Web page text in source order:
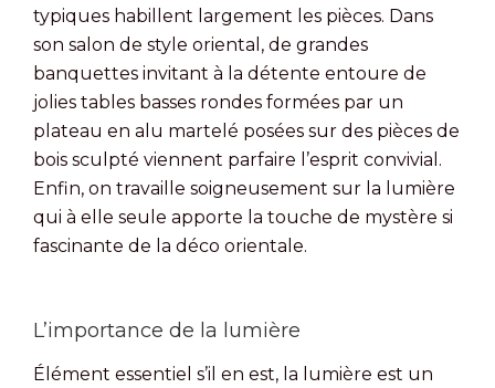
typiques habillent largement les pièces. Dans
son salon de style oriental, de grandes
banquettes invitant à la détente entoure de
jolies tables basses rondes formées par un
plateau en alu martelé posées sur des pièces de
bois sculpté viennent parfaire l’esprit convivial.
Enfin, on travaille soigneusement sur la lumière
qui à elle seule apporte la touche de mystère si
fascinante de la déco orientale.
L’importance de la lumière
Élément essentiel s’il en est, la lumière est un